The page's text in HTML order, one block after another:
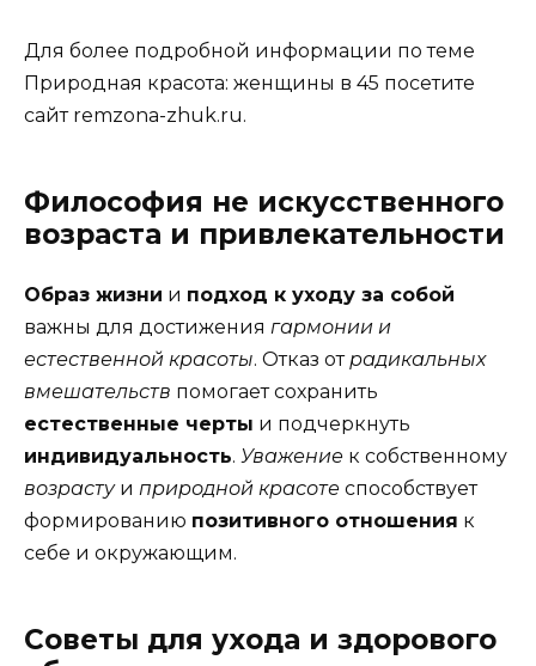
Для более подробной информации по теме
Природная красота: женщины в 45 посетите
сайт remzona-zhuk.ru.
Философия не искусственного
возраста и привлекательности
Образ жизни и подход к уходу за собой
важны для достижения гармонии и
естественной красоты. Отказ отрадикальных
вмешательств помогает сохранить
естественные черты и подчеркнуть
индивидуальность. Уважение к собственному
возрастуи природной красоте способствует
формированию позитивного отношения к
себе и окружающим.
Советы для ухода и здорового